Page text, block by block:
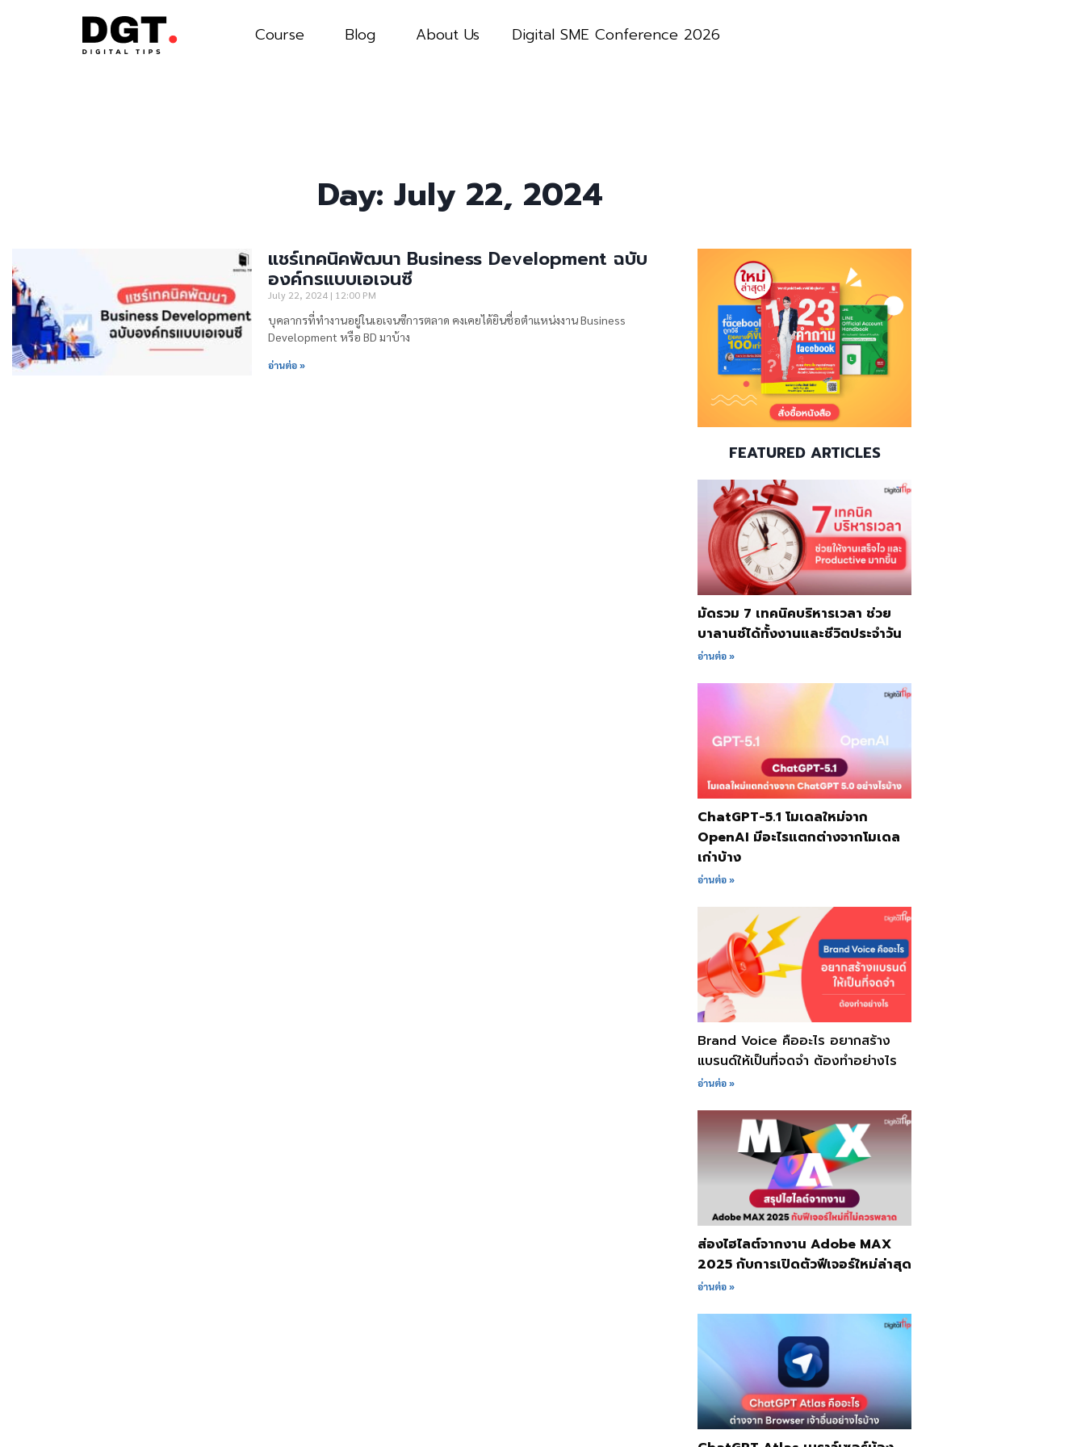
Course Blog About Us Digital SME Conference 2026
Day: July 22, 2024
แชร์เทคนิคพัฒนา Business Development ฉบับ
องค์กรแบบเอเจนซี
July 22, 2024 12:00 PM
บุคลากรที่ทำงานอยู่ในเอเจนซีการตลาด คงเคยได้ยินชื่อตำแหน่งงาน Business
Development หรือ BD มาบ้าง
อ่านต่อ »
FEATURED ARTICLES
มัดรวม 7 เทคนิคบริหารเวลา ช่วย
บาลานซ์ได้ทั้งงานและชีวิตประจำวัน
อ่านต่อ »
ChatGPT-5.1 โมเดลใหม่จาก
OpenAI มีอะไรแตกต่างจากโมเดล
เก่าบ้าง
อ่านต่อ »
Brand Voice คืออะไร อยากสร้าง
แบรนด์ให้เป็นที่จดจำ ต้องทำอย่างไร
อ่านต่อ »
ส่องไฮไลต์จากงาน Adobe MAX
2025 กับการเปิดตัวฟีเจอร์ใหม่ล่าสุด
อ่านต่อ »